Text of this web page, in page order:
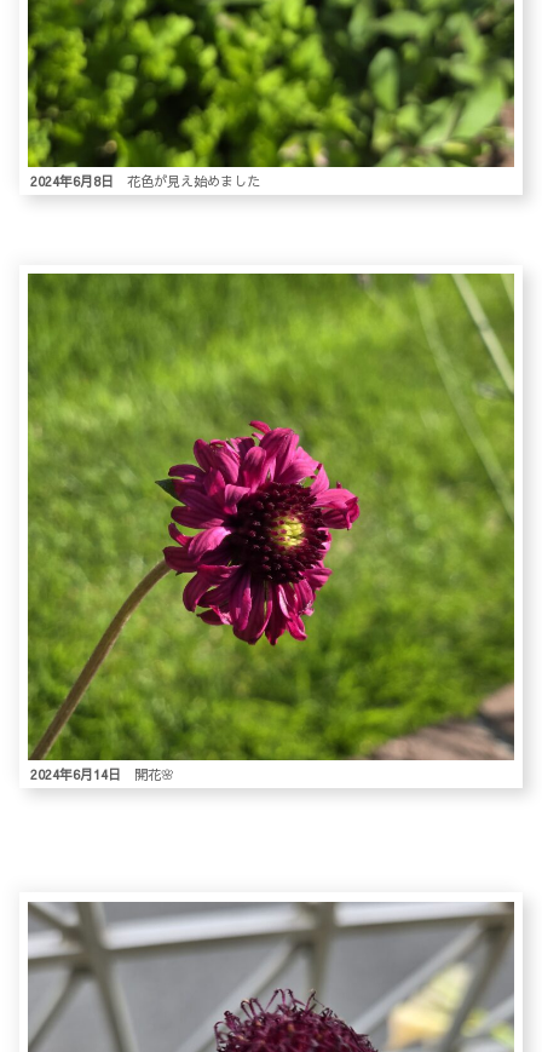
2024年6月8日 花色が見え始めました
2024年6月14日 開花🌸